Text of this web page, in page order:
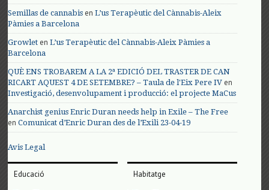
Semillas de cannabis enL’us Terapèutic del Cànnabis-Aleix
Pàmies a Barcelona
Growlet enL’us Terapèutic del Cànnabis-Aleix Pàmies a
Barcelona
QUÈ ENS TROBAREM A LA 2ª EDICIÓ DEL TRASTER DE CAN
RICART AQUEST 4 DE SETEMBRE? – Taula de l'Eix Pere IV en
Investigació, desenvolupament i producció: el projecte MaCus
Anarchist genius Enric Duran needs help in Exile – The Free
enComunicat d’Enric Duran des de l’Exili 23-04-19
Avis Legal
Educació Habitatge